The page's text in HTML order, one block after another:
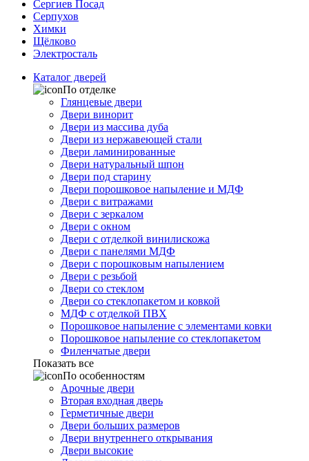
Сергиев Посад
Серпухов
Химки
Щёлково
Электросталь
Каталог дверей
По отделке
Глянцевые двери
Двери винорит
Двери из массива дуба
Двери из нержавеющей стали
Двери ламинированные
Двери натуральный шпон
Двери под старину
Двери порошковое напыление и МДФ
Двери с витражами
Двери с зеркалом
Двери с окном
Двери с отделкой винилискожа
Двери с панелями МДФ
Двери с порошковым напылением
Двери с резьбой
Двери со стеклом
Двери со стеклопакетом и ковкой
МДФ с отделкой ПВХ
Порошковое напыление с элементами ковки
Порошковое напыление со стеклопакетом
Филенчатые двери
Показать все
По особенностям
Арочные двери
Вторая входная дверь
Герметичные двери
Двери больших размеров
Двери внутреннего открывания
Двери высокие